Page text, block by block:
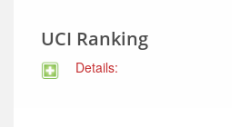
UCI Ranking
Details: